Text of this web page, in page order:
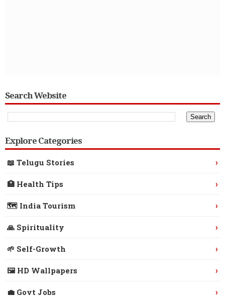
Search Website
Explore Categories
📖 Telugu Stories ›
🏥 Health Tips ›
🗺️ India Tourism ›
🙏 Spirituality ›
🌱 Self-Growth ›
🖼️ HD Wallpapers ›
💼 Govt Jobs ›